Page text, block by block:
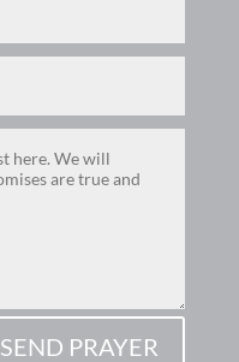
SEND PRAYER